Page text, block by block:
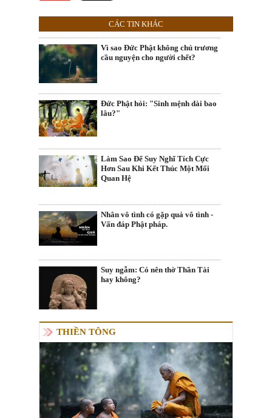
CÁC TIN KHÁC
Vì sao Đức Phật không chủ trương
cầu nguyện cho người chết?
Đức Phật hỏi: "Sinh mệnh dài bao
lâu?"
Làm Sao Để Suy Nghĩ Tích Cực
Hơn Sau Khi Kết Thúc Một Mối
Quan Hệ
Nhân vô tình có gặp quả vô tình -
Vấn đáp Phật pháp.
Suy ngẫm: Có nên thờ Thần Tài
hay không?
THIỀN TÔNG